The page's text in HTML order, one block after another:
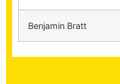
Benjamin Bratt